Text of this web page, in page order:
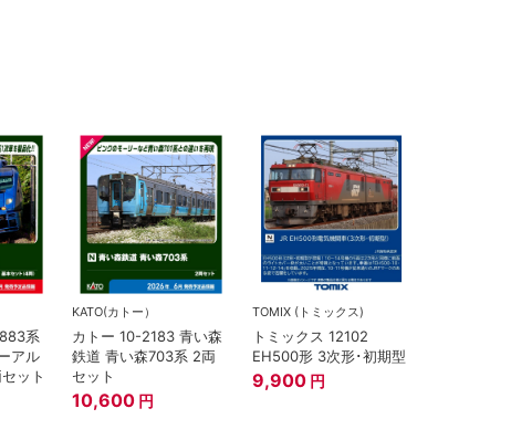
系
アル
ット
KATO(カトー）
カトー 10-2183 青い森
鉄道 青い森703系 2両
セット
10,600 円
TOMIX (トミックス)
トミックス 12102
EH500形 3次形･初期型
9,900 円